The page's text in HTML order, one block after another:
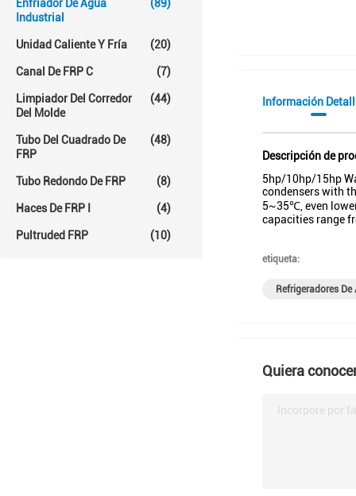
Enfriador De Agua
Industrial
(89)
Unidad Caliente Y Fría (20)
Canal De FRP C (7)
Limpiador Del Corredor
Del Molde
(44)
Tubo Del Cuadrado De
FRP
(48)
Tubo Redondo De FRP (8)
Haces De FRP I (4)
Pultruded FRP (10)
Información
Descripción de
5hp/10hp/15hp
condensers with
5~35℃, even
capacities range
etiqueta:
Refrigeradores
Quiera
Incorpore por